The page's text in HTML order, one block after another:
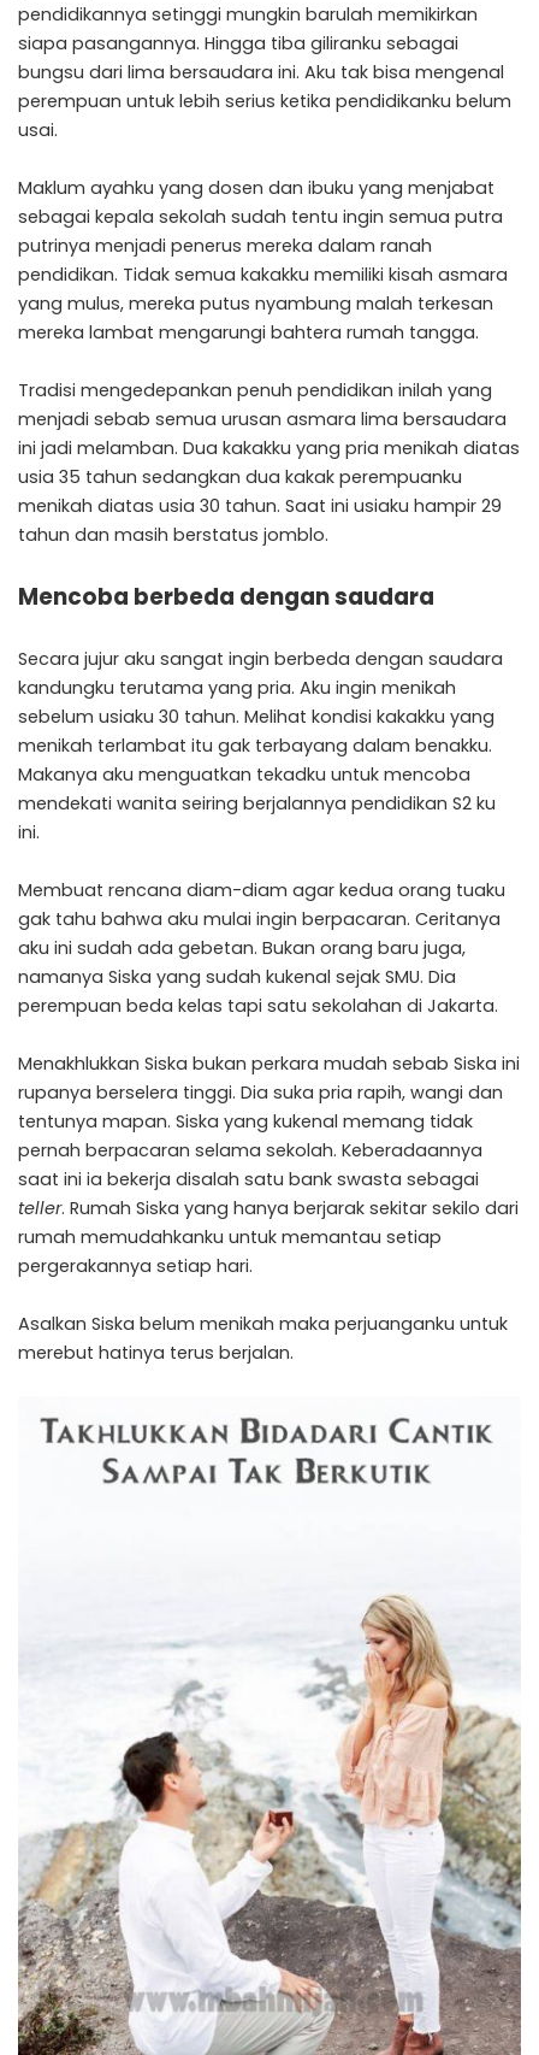
pendidikannya setinggi mungkin barulah memikirkan
siapa pasangannya. Hingga tiba giliranku sebagai
bungsu dari lima bersaudara ini. Aku tak bisa mengenal
perempuan untuk lebih serius ketika pendidikanku belum
usai.
Maklum ayahku yang dosen dan ibuku yang menjabat
sebagai kepala sekolah sudah tentu ingin semua putra
putrinya menjadi penerus mereka dalam ranah
pendidikan. Tidak semua kakakku memiliki kisah asmara
yang mulus, mereka putus nyambung malah terkesan
mereka lambat mengarungi bahtera rumah tangga.
Tradisi mengedepankan penuh pendidikan inilah yang
menjadi sebab semua urusan asmara lima bersaudara
ini jadi melamban. Dua kakakku yang pria menikah diatas
usia 35 tahun sedangkan dua kakak perempuanku
menikah diatas usia 30 tahun. Saat ini usiaku hampir 29
tahun dan masih berstatus jomblo.
Mencoba berbeda dengan saudara
Secara jujur aku sangat ingin berbeda dengan saudara
kandungku terutama yang pria. Aku ingin menikah
sebelum usiaku 30 tahun. Melihat kondisi kakakku yang
menikah terlambat itu gak terbayang dalam benakku.
Makanya aku menguatkan tekadku untuk mencoba
mendekati wanita seiring berjalannya pendidikan S2 ku
ini.
Membuat rencana diam-diam agar kedua orang tuaku
gak tahu bahwa aku mulai ingin berpacaran. Ceritanya
aku ini sudah ada gebetan. Bukan orang baru juga,
namanya Siska yang sudah kukenal sejak SMU. Dia
perempuan beda kelas tapi satu sekolahan di Jakarta.
Menakhlukkan Siska bukan perkara mudah sebab Siska ini
rupanya berselera tinggi. Dia suka pria rapih, wangi dan
tentunya mapan. Siska yang kukenal memang tidak
pernah berpacaran selama sekolah. Keberadaannya
saat ini ia bekerja disalah satu bank swasta sebagai
teller. Rumah Siska yang hanya berjarak sekitar sekilo dari
rumah memudahkanku untuk memantau setiap
pergerakannya setiap hari.
Asalkan Siska belum menikah maka perjuanganku untuk
merebut hatinya terus berjalan.